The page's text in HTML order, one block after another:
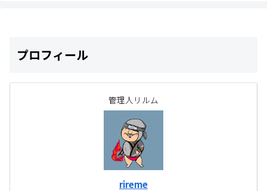
プロフィール
管理人リルム
rireme